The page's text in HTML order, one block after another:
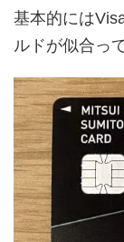
基本的には
ルドが似合っ